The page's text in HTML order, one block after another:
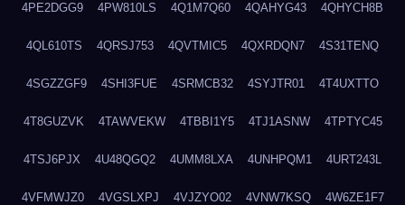
4PE2DGG9 4PW810LS 4Q1M7Q60 4QAHYG43 4QHYCH8B
4QL610TS 4QRSJ753 4QVTMIC5 4QXRDQN7 4S31TENQ
4SGZZGF9 4SHI3FUE 4SRMCB32 4SYJTR01 4T4UXTTO
4T8GUZVK 4TAWVEKW 4TBBI1Y5 4TJ1ASNW 4TPTYC45
4TSJ6PJX 4U48QGQ2 4UMM8LXA 4UNHPQM1 4URT243L
4VFMWJZ0 4VGSLXPJ 4VJZYO02 4VNW7KSQ 4W6ZE1F7